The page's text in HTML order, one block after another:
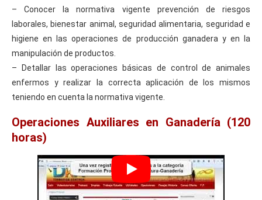
– Conocer la normativa vigente prevención de riesgos
laborales, bienestar animal, seguridad alimentaria, seguridad e
higiene en las operaciones de producción ganadera y en la
manipulación de productos.
– Detallar las operaciones básicas de control de animales
enfermos y realizar la correcta aplicación de los mismos
teniendo en cuenta la normativa vigente.
Operaciones Auxiliares en Ganadería (120
horas)